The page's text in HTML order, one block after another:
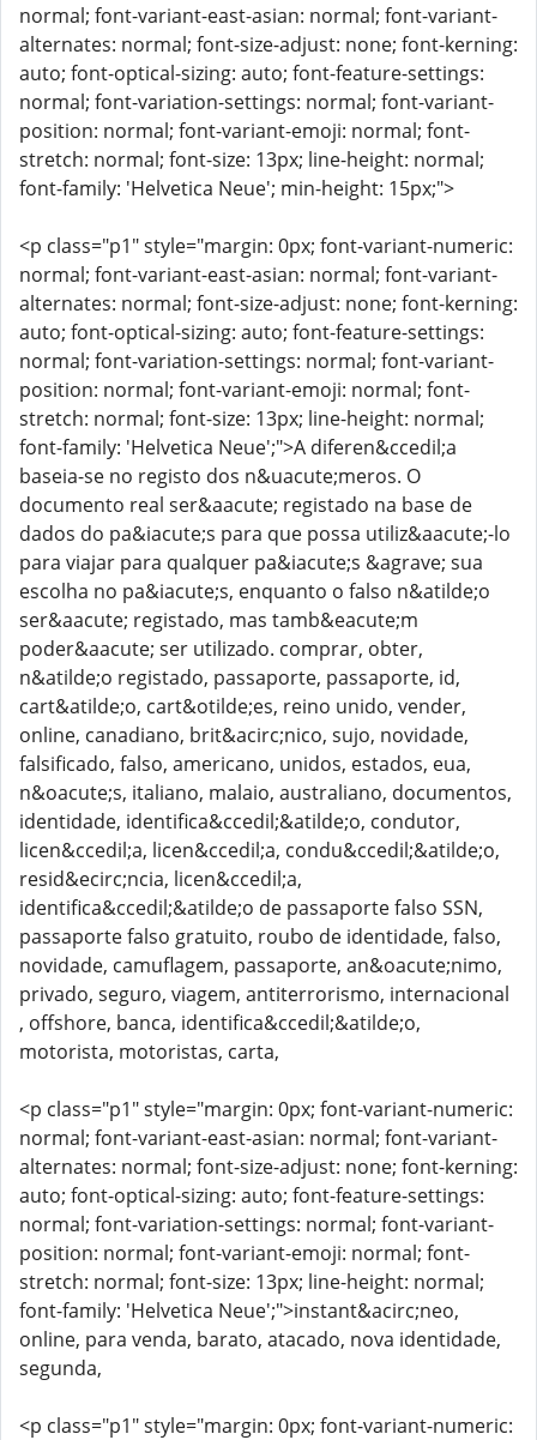
normal; font-variant-east-asian: normal; font-variant-
alternates: normal; font-size-adjust: none; font-kerning:
auto; font-optical-sizing: auto; font-feature-settings:
normal; font-variation-settings: normal; font-variant-
position: normal; font-variant-emoji: normal; font-
stretch: normal; font-size: 13px; line-height: normal;
font-family: 'Helvetica Neue'; min-height: 15px;">
<p class="p1" style="margin: 0px; font-variant-numeric:
normal; font-variant-east-asian: normal; font-variant-
alternates: normal; font-size-adjust: none; font-kerning:
auto; font-optical-sizing: auto; font-feature-settings:
normal; font-variation-settings: normal; font-variant-
position: normal; font-variant-emoji: normal; font-
stretch: normal; font-size: 13px; line-height: normal;
font-family: 'Helvetica Neue';">A diferen&ccedil;a
baseia-se no registo dos n&uacute;meros. O
documento real ser&aacute; registado na base de
dados do pa&iacute;s para que possa utiliz&aacute;-lo
para viajar para qualquer pa&iacute;s &agrave; sua
escolha no pa&iacute;s, enquanto o falso n&atilde;o
ser&aacute; registado, mas tamb&eacute;m
poder&aacute; ser utilizado. comprar, obter,
n&atilde;o registado, passaporte, passaporte, id,
cart&atilde;o, cart&otilde;es, reino unido, vender,
online, canadiano, brit&acirc;nico, sujo, novidade,
falsificado, falso, americano, unidos, estados, eua,
n&oacute;s, italiano, malaio, australiano, documentos,
identidade, identifica&ccedil;&atilde;o, condutor,
licen&ccedil;a, licen&ccedil;a, condu&ccedil;&atilde;o,
resid&ecirc;ncia, licen&ccedil;a,
identifica&ccedil;&atilde;o de passaporte falso SSN,
passaporte falso gratuito, roubo de identidade, falso,
novidade, camuflagem, passaporte, an&oacute;nimo,
privado, seguro, viagem, antiterrorismo, internacional
, offshore, banca, identifica&ccedil;&atilde;o,
motorista, motoristas, carta,
<p class="p1" style="margin: 0px; font-variant-numeric:
normal; font-variant-east-asian: normal; font-variant-
alternates: normal; font-size-adjust: none; font-kerning:
auto; font-optical-sizing: auto; font-feature-settings:
normal; font-variation-settings: normal; font-variant-
position: normal; font-variant-emoji: normal; font-
stretch: normal; font-size: 13px; line-height: normal;
font-family: 'Helvetica Neue';">instant&acirc;neo,
online, para venda, barato, atacado, nova identidade,
segunda,
<p class="p1" style="margin: 0px; font-variant-numeric: